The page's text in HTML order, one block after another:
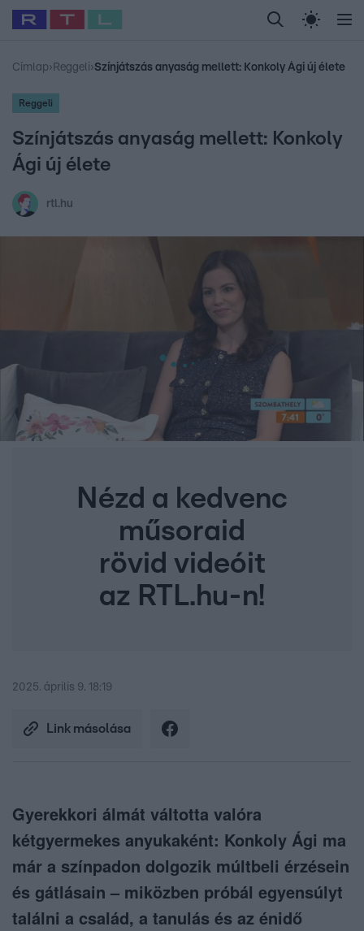
Legfrissebb RTL Híradó Randi Celeb vagyok,
Babits Marcella Most Wanted Gallusz
Címlap› Reggeli›Színjátszás anyaság mellett: Konkoly Ági új élete
Reggeli
Színjátszás anyaság mellett: Konkoly
Ági új élete
rtl.hu
Nézd a kedvenc
műsoraid
rövid videóit
az RTL.hu-n!
2025. április 9. 18:19
Link másolása
Gyerekkori álmát váltotta valóra
kétgyermekes anyukaként: Konkoly Ági ma
már a színpadon dolgozik múltbeli érzésein
és gátlásain – miközben próbál egyensúlyt
találni a család, a tanulás és az énidő